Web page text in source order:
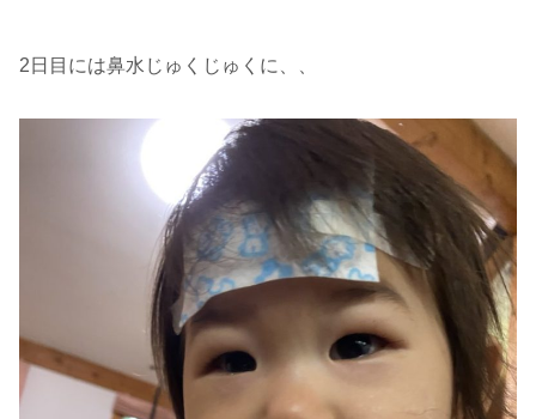
2日目には鼻水じゅくじゅくに、、